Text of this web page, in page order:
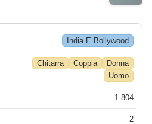
India E Bollywood
Chitarra Coppia
Donna
Uomo
1 804
2